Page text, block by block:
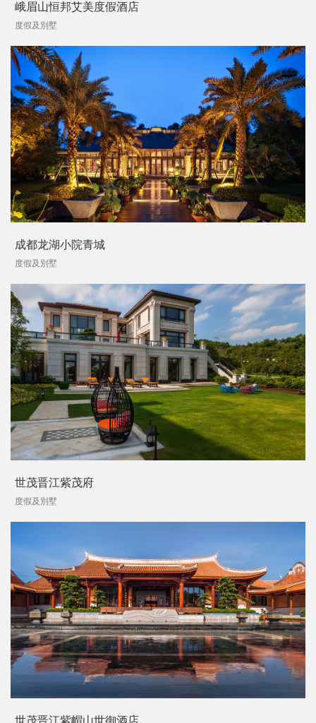
峨眉山恒邦艾美度假酒店
度假及別墅
成都龙湖小院青城
度假及別墅
世茂晋江紫茂府
度假及別墅